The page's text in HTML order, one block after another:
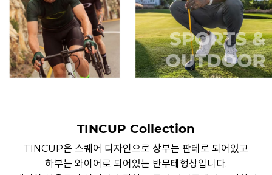
TINCUP Collection
TINCUP은 스퀘어 디자인으로 상부는 판테로 되어있고
하부는 와이어로 되어있는 반무테형상입니다.